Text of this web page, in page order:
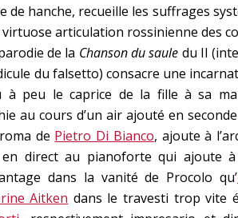
de hanche, recueille les suffrages
articulation rossinienne des
de la Chanson du saule du II
du falsetto) consacre une
à peu le caprice de la fille à sa
au cours d’un air ajouté en
de Pietro Di Bianco, ajoute à
en direct au pianoforte qui ajoute
dans la vanité de Procolo qu’
Aitken dans le travesti trop vite